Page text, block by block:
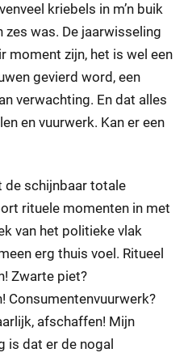
kriebels in m’n buik
zes was. De jaarwisseling
moment zijn, het is wel een
gevierd word, een
verwachting. En dat alles
en vuurwerk. Kan er een
de schijnbaar totale
rituele momenten in met
van het politieke vlak
erg thuis voel. Ritueel
Zwarte piet?
Consumentenvuurwerk?
afschaffen! Mijn
is dat er de nogal